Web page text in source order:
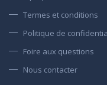
Termes et conditions
Politique de
Foire aux questions
Nous contacter